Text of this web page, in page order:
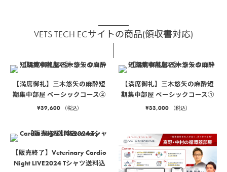
VETS TECH ECサイトの商品(領収書対応)
【満席御礼】三木悠矢の麻酔短
期集中部屋 ベーシックコース②
¥39,600 （税込）
【満席御礼】三木悠矢の麻酔短
期集中部屋 ベーシックコース①
¥33,000 （税込）
【販売終了】Veterinary Cardio
Night LIVE2024 Tシャツ送料込